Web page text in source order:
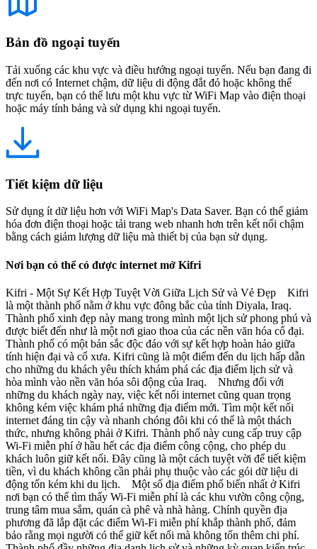
Bản đồ ngoại tuyến
Tải xuống các khu vực và điều hướng ngoại tuyến. Nếu bạn đang đi
đến nơi có Internet chậm, dữ liệu di động đắt đỏ hoặc không thể
trực tuyến, bạn có thể lưu một khu vực từ WiFi Map vào điện thoại
hoặc máy tính bảng và sử dụng khi ngoại tuyến.
Tiết kiệm dữ liệu
Sử dụng ít dữ liệu hơn với WiFi Map's Data Saver. Bạn có thể giảm
hóa đơn điện thoại hoặc tải trang web nhanh hơn trên kết nối chậm
bằng cách giảm lượng dữ liệu mà thiết bị của bạn sử dụng.
Nơi bạn có thể có được internet mở Kifri
Kifri - Một Sự Kết Hợp Tuyệt Vời Giữa Lịch Sử và Vẻ Đẹp Kifri
là một thành phố nằm ở khu vực đông bắc của tỉnh Diyala, Iraq.
Thành phố xinh đẹp này mang trong mình một lịch sử phong phú và
được biết đến như là một nơi giao thoa của các nền văn hóa cổ đại.
Thành phố có một bản sắc độc đáo với sự kết hợp hoàn hảo giữa
tính hiện đại và cổ xưa. Kifri cũng là một điểm đến du lịch hấp dẫn
cho những du khách yêu thích khám phá các địa điểm lịch sử và
hòa mình vào nền văn hóa sôi động của Iraq. Nhưng đối với
những du khách ngày nay, việc kết nối internet cũng quan trọng
không kém việc khám phá những địa điểm mới. Tìm một kết nối
internet đáng tin cậy và nhanh chóng đôi khi có thể là một thách
thức, nhưng không phải ở Kifri. Thành phố này cung cấp truy cập
Wi-Fi miễn phí ở hầu hết các địa điểm công cộng, cho phép du
khách luôn giữ kết nối. Đây cũng là một cách tuyệt vời để tiết kiệm
tiền, vì du khách không cần phải phụ thuộc vào các gói dữ liệu di
động tốn kém khi du lịch. Một số địa điểm phổ biến nhất ở Kifri
nơi bạn có thể tìm thấy Wi-Fi miễn phí là các khu vườn công cộng,
trung tâm mua sắm, quán cà phê và nhà hàng. Chính quyền địa
phương đã lắp đặt các điểm Wi-Fi miễn phí khắp thành phố, đảm
bảo rằng mọi người có thể giữ kết nối mà không tốn thêm chi phí.